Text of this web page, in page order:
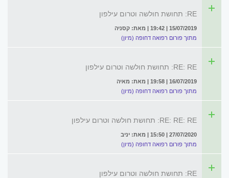
RE: תחושת חולשה וטרום עילפון
15/07/2019 | 19:42 | מאת: קסניה
מתוך פורום רפואה דחופה (מיון)
RE: RE: תחושת חולשה וטרום עילפון
16/07/2019 | 19:58 | מאת: מאיה
מתוך פורום רפואה דחופה (מיון)
RE: RE: RE: תחושת חולשה וטרום עילפון
27/07/2020 | 15:50 | מאת: יניב
מתוך פורום רפואה דחופה (מיון)
RE: תחושת חולשה וטרום עילפון